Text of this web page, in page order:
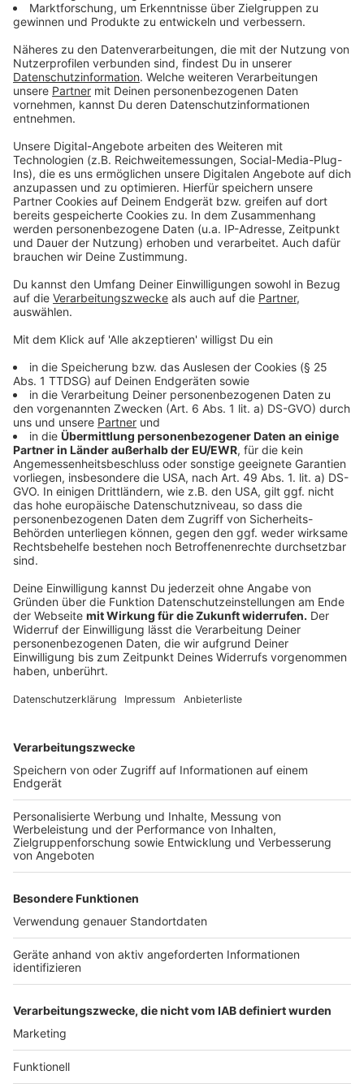
Wir benötigen Ihre
Zustimmung, um den YouTube
Video-Service zu laden!
Wir verwenden einen Service eines
Drittanbieters, um Videoinhalte
Daten zu Ihren Aktivitäten
sammeln. Bitte lesen Sie die
Details durch und stimmen Sie der
Nutzung des Service zu, um dieses
Video anzusehen.
Mehr Informationen
Akzeptieren
Management Platform
Anzeige
Wir benötigen Ihre
Zustimmung, um den YouTube
Video-Service zu laden!
Wir verwenden einen Service eines
Drittanbieters, um Videoinhalte
einzubetten. Dieser Service kann
Daten zu Ihren Aktivitäten
sammeln. Bitte lesen Sie die
Details durch und stimmen Sie der
Video anzusehen.
Mehr Informationen
Akzeptieren
powered byUsercentrics Consent
Herbert Grönemeyer - Eleganz
Anzeige
Wir benötigen Ihre
Zustimmung, um den YouTube
Wir verwenden einen Service eines
Drittanbieters, um Videoinhalte
einzubetten. Dieser Service kann
Daten zu Ihren Aktivitäten
sammeln. Bitte lesen Sie die
Details durch und stimmen Sie der
Nutzung des Service zu, um dieses
Video anzusehen.
Mehr Informationen
Herbert Grönemeyer - Herzhaft
Anzeige